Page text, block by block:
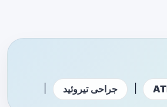
جراحی تیروئید